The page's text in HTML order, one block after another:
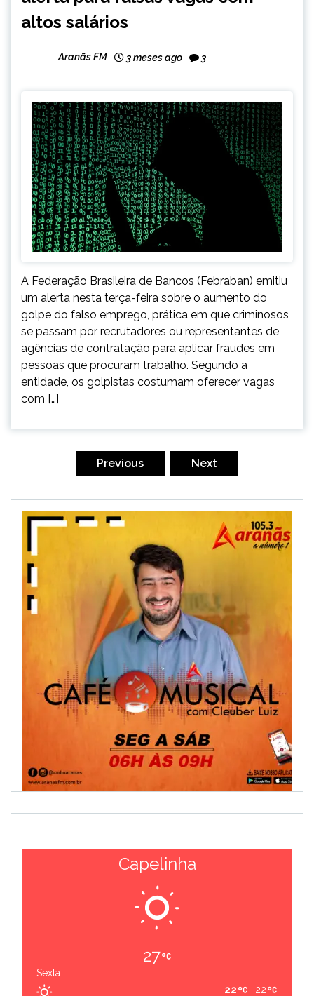
altos salários
Aranãs FM 3 meses ago 3
A Federação Brasileira de Bancos (Febraban) emitiu
um alerta nesta terça-feira sobre o aumento do
golpe do falso emprego, prática em que criminosos
se passam por recrutadores ou representantes de
agências de contratação para aplicar fraudes em
pessoas que procuram trabalho. Segundo a
entidade, os golpistas costumam oferecer vagas
com […]
Previous Next
Capelinha
27
Sexta
22
22